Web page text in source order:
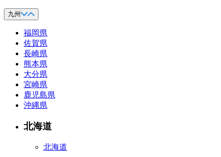
九州
福岡県
佐賀県
長崎県
熊本県
大分県
宮崎県
鹿児島県
沖縄県
北海道
北海道